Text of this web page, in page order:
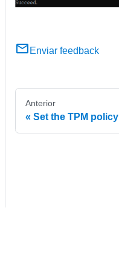
Enviar feedback
Anterior
Set the TPM policy